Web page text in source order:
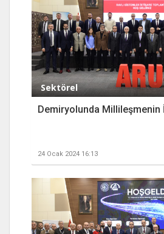
Sektörel
Demiryolunda Millileşmenin
24 Ocak 2024 16:13